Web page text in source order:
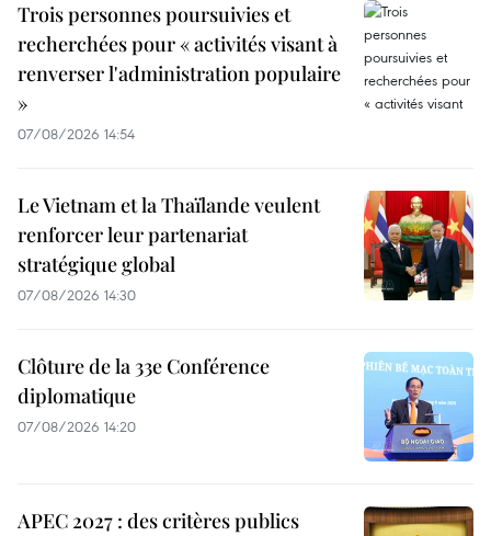
Trois personnes poursuivies et
recherchées pour « activités visant à
renverser l'administration populaire
»
07/08/2026 14:54
Le Vietnam et la Thaïlande veulent
renforcer leur partenariat
stratégique global
07/08/2026 14:30
Clôture de la 33e Conférence
diplomatique
07/08/2026 14:20
APEC 2027 : des critères publics